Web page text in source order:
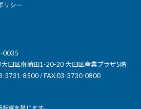
リシー
0035
大田区南蒲田1-20-20 大田区産業プラザ5階
3731-8500 / FAX:03-3730-0800